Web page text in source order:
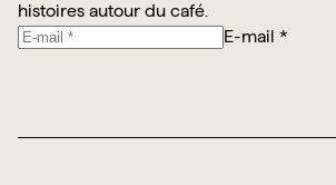
histoires autour du café.
E-mail *